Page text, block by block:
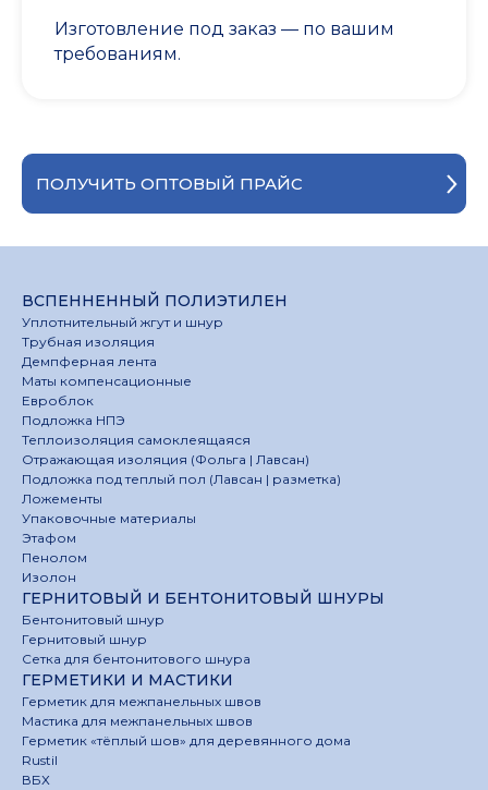
Изготовление под заказ — по вашим
требованиям.
ПОЛУЧИТЬ ОПТОВЫЙ ПРАЙС
ВСПЕННЕННЫЙ ПОЛИЭТИЛЕН
Уплотнительный жгут и шнур
Трубная изоляция
Демпферная лента
Маты компенсационные
Евроблок
Подложка НПЭ
Теплоизоляция самоклеящаяся
Отражающая изоляция (Фольга | Лавсан)
Подложка под теплый пол (Лавсан | разметка)
Ложементы
Упаковочные материалы
Этафом
Пенолом
Изолон
ГЕРНИТОВЫЙ И БЕНТОНИТОВЫЙ ШНУРЫ
Бентонитовый шнур
Гернитовый шнур
Сетка для бентонитового шнура
ГЕРМЕТИКИ И МАСТИКИ
Герметик для межпанельных швов
Мастика для межпанельных швов
Герметик «тёплый шов» для деревянного дома
Rustil
ВБХ